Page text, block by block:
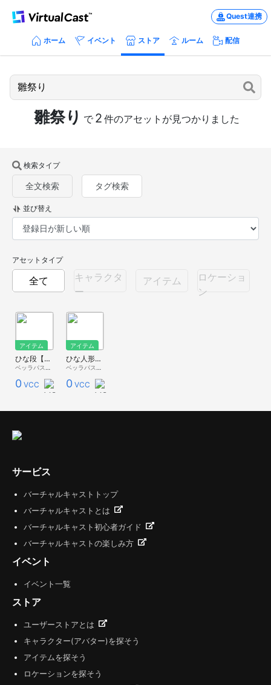
Quest連携
ホーム イベント ストア ルーム 配信
雛祭り で 2 件のアセットが見つかりました
検索タイプ
全文検索 タグ検索
並び替え
アセットタイプ
全て
キャラクタ
ー
アイテム
ロケーショ
ン
アイテム
ひな段【ベッラ家具】
0 VCC
アイテム
ひな人形【ベッラ家具】
0 VCC
サービス
バーチャルキャストトップ
バーチャルキャストとは
バーチャルキャスト初心者ガイド
バーチャルキャストの楽しみ方
イベント
イベント一覧
ストア
ユーザーストアとは
キャラクター(アバター)を探そう
アイテムを探そう
ロケーションを探そう